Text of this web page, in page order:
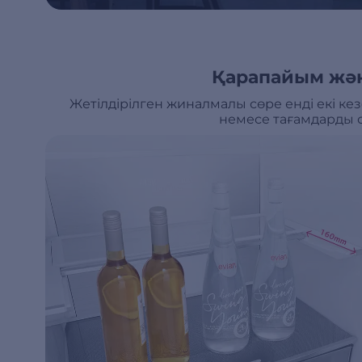
Қарапайым
Жетілдірілген жиналмалы сөре енді екі
немесе тағамдарды